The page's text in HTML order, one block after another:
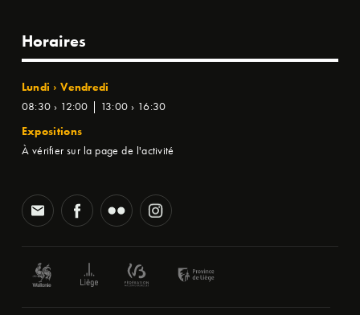
Horaires
Lundi › Vendredi
08:30 › 12:00 | 13:00 › 16:30
Expositions
À vérifier sur la page de l'activité